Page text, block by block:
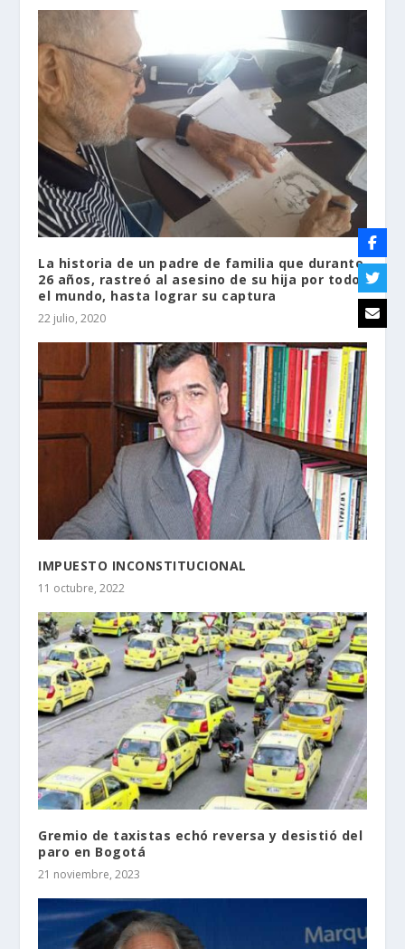
La historia de un padre de familia que durante
26 años, rastreó al asesino de su hija por todo
el mundo, hasta lograr su captura
22 julio, 2020
IMPUESTO INCONSTITUCIONAL
11 octubre, 2022
Gremio de taxistas echó reversa y desistió del
paro en Bogotá
21 noviembre, 2023